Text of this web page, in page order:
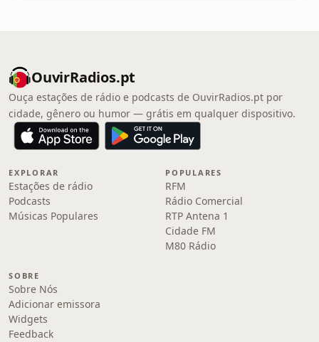
OuvirRadios.pt
Ouça estações de rádio e podcasts de OuvirRadios.pt por
cidade, gênero ou humor — grátis em qualquer dispositivo.
EXPLORAR
Estações de rádio
Podcasts
Músicas Populares
POPULARES
RFM
Rádio Comercial
RTP Antena 1
Cidade FM
M80 Rádio
SOBRE
Sobre Nós
Adicionar emissora
Widgets
Feedback